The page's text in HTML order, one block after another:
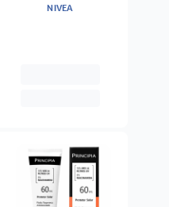
Água Micelar 200ml
NIVEA